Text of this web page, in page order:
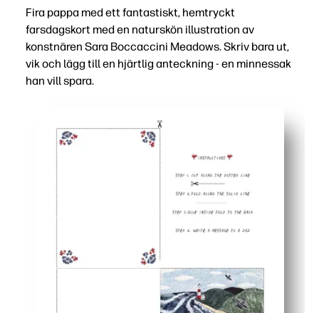
Fira pappa med ett fantastiskt, hemtryckt
farsdagskort med en naturskön illustration av
konstnären Sara Boccaccini Meadows. Skriv bara ut,
vik och lägg till en hjärtlig anteckning - en minnessak
han vill spara.
Konstnärlig design av Sara Boccaccini Meadows
Barnvänlig - gott om utrymme inuti för klotter och
Skriv ut när som helst - perfekt för syskon,